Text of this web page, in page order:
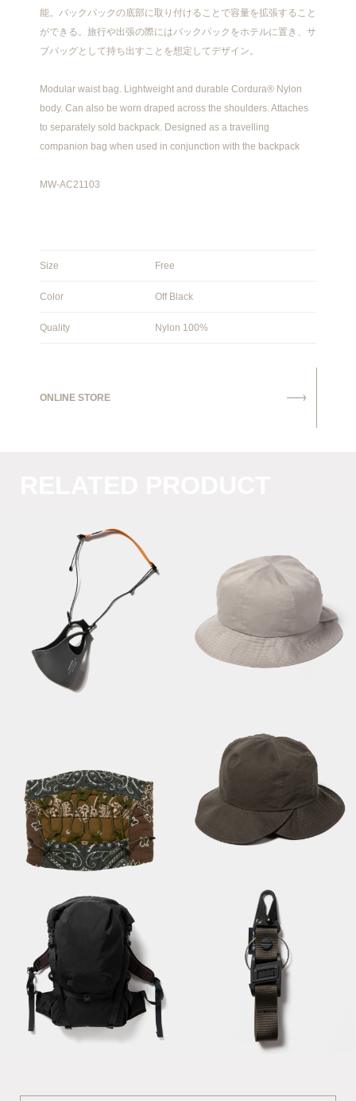
能。バックパックの底部に取り付けることで容量を拡張すること
ができる。旅行や出張の際にはバックパックをホテルに置き、サ
ブバッグとして持ち出すことを想定してデザイン。
Modular waist bag. Lightweight and durable Cordura® Nylon
body. Can also be worn draped across the shoulders. Attaches
to separately sold backpack. Designed as a travelling
companion bag when used in conjunction with the backpack
MW-AC21103
Size Free
Color Off Black
Quality Nylon 100%
ONLINE STORE
Mask Strap /
Orange
Split 6 Panel Hat /
Waving Cord Neck
Warmer×Children of
the discordance /
Khaki
Split 6 Panel Hat /
CORDURA Nylon
“Outside” / Off
Black
Utility Key Ring /